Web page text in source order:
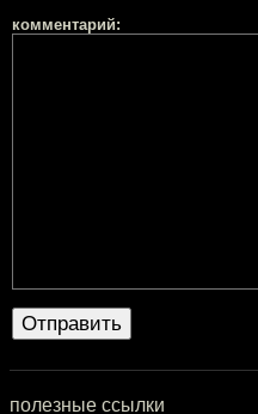
комментарий:
полезные ссылки